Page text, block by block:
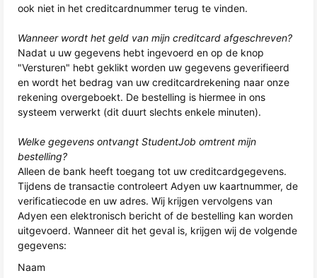
ook niet in het creditcardnummer terug te vinden.
Wanneer wordt het geld van mijn creditcard afgeschreven?
Nadat u uw gegevens hebt ingevoerd en op de knop
"Versturen" hebt geklikt worden uw gegevens geverifieerd
en wordt het bedrag van uw creditcardrekening naar onze
rekening overgeboekt. De bestelling is hiermee in ons
systeem verwerkt (dit duurt slechts enkele minuten).
Welke gegevens ontvangt StudentJob omtrent mijn
bestelling?
Alleen de bank heeft toegang tot uw creditcardgegevens.
Tijdens de transactie controleert Adyen uw kaartnummer, de
verificatiecode en uw adres. Wij krijgen vervolgens van
Adyen een elektronisch bericht of de bestelling kan worden
uitgevoerd. Wanneer dit het geval is, krijgen wij de volgende
gegevens:
Naam